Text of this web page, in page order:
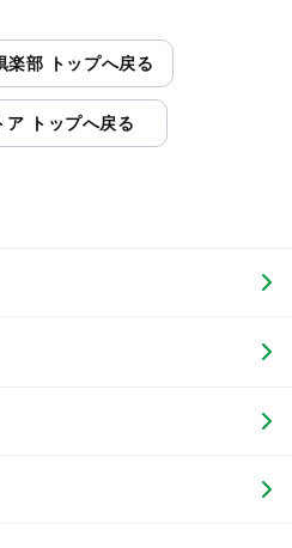
楽部 トップへ戻る
ア トップへ戻る